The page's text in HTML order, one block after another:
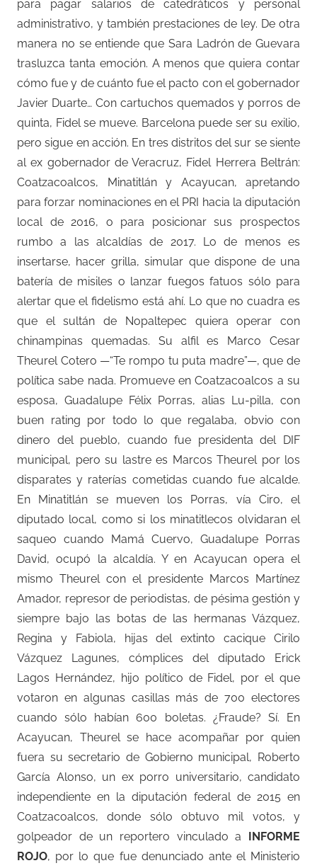
para pagar salarios de catedráticos y personal
administrativo, y también prestaciones de ley. De otra
manera no se entiende que Sara Ladrón de Guevara
trasluzca tanta emoción. A menos que quiera contar
cómo fue y de cuánto fue el pacto con el gobernador
Javier Duarte… Con cartuchos quemados y porros de
quinta, Fidel se mueve. Barcelona puede ser su exilio,
pero sigue en acción. En tres distritos del sur se siente
al ex gobernador de Veracruz, Fidel Herrera Beltrán:
Coatzacoalcos, Minatitlán y Acayucan, apretando
para forzar nominaciones en el PRI hacia la diputación
local de 2016, o para posicionar sus prospectos
rumbo a las alcaldías de 2017. Lo de menos es
insertarse, hacer grilla, simular que dispone de una
batería de misiles o lanzar fuegos fatuos sólo para
alertar que el fidelismo está ahí. Lo que no cuadra es
que el sultán de Nopaltepec quiera operar con
chinampinas quemadas. Su alfil es Marco Cesar
Theurel Cotero —“Te rompo tu puta madre”—, que de
política sabe nada. Promueve en Coatzacoalcos a su
esposa, Guadalupe Félix Porras, alias Lu-pilla, con
buen rating por todo lo que regalaba, obvio con
dinero del pueblo, cuando fue presidenta del DIF
municipal, pero su lastre es Marcos Theurel por los
disparates y raterías cometidas cuando fue alcalde.
En Minatitlán se mueven los Porras, vía Ciro, el
diputado local, como si los minatitlecos olvidaran el
saqueo cuando Mamá Cuervo, Guadalupe Porras
David, ocupó la alcaldía. Y en Acayucan opera el
mismo Theurel con el presidente Marcos Martínez
Amador, represor de periodistas, de pésima gestión y
siempre bajo las botas de las hermanas Vázquez,
Regina y Fabiola, hijas del extinto cacique Cirilo
Vázquez Lagunes, cómplices del diputado Erick
Lagos Hernández, hijo político de Fidel, por el que
votaron en algunas casillas más de 700 electores
cuando sólo habían 600 boletas. ¿Fraude? Sí. En
Acayucan, Theurel se hace acompañar por quien
fuera su secretario de Gobierno municipal, Roberto
García Alonso, un ex porro universitario, candidato
independiente en la diputación federal de 2015 en
Coatzacoalcos, donde sólo obtuvo mil votos, y
golpeador de un reportero vinculado a INFORME
ROJO, por lo que fue denunciado ante el Ministerio